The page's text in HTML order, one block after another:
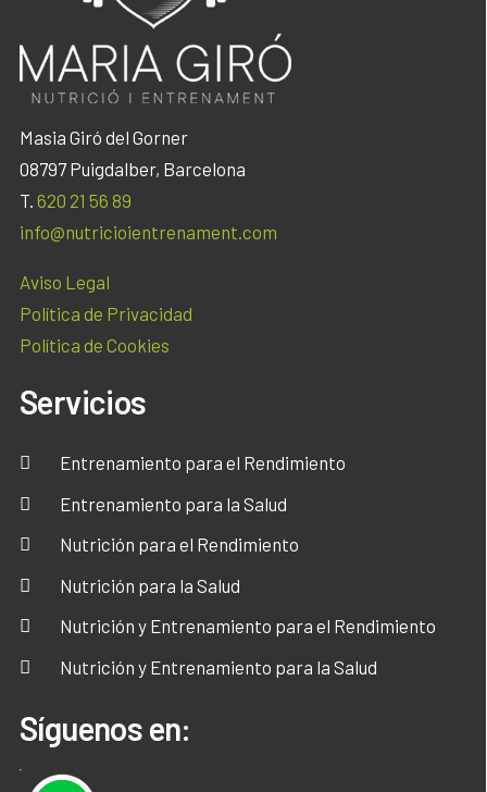
Masia Giró del Gorner
08797 Puigdalber, Barcelona
T. 620 21 56 89
info@nutricioientrenament.com
Aviso Legal
Política de Privacidad
Política de Cookies
Servicios
Entrenamiento para el Rendimiento
Entrenamiento para la Salud
Nutrición para el Rendimiento
Nutrición para la Salud
Nutrición y Entrenamiento para el Rendimiento
Nutrición y Entrenamiento para la Salud
Síguenos en: